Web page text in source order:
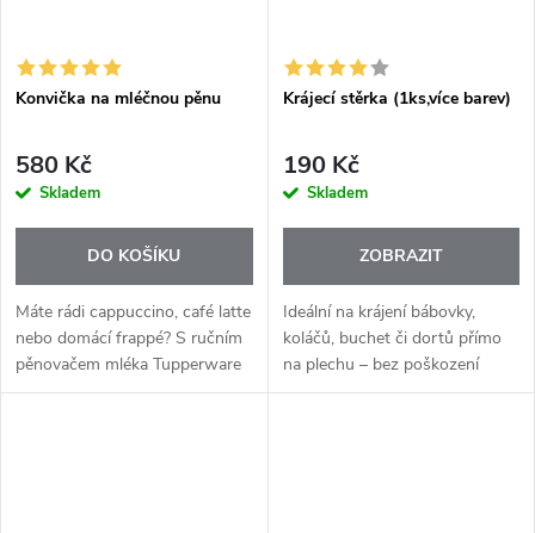
Konvička na mléčnou pěnu
580 Kč
Skladem
DO KOŠÍKU
Máte rádi cappuccino, café latte
nebo domácí frappé? S ručním
pěnovačem mléka Tupperware
připravíte bohatou a
Krájecí stěrka (1ks,více barev)
190 Kč
Skladem
ZOBRAZIT
Ideální na krájení bábovky,
koláčů, buchet či dortů přímo
na plechu – bez poškození
povrchu. Skvěle poslouží i k